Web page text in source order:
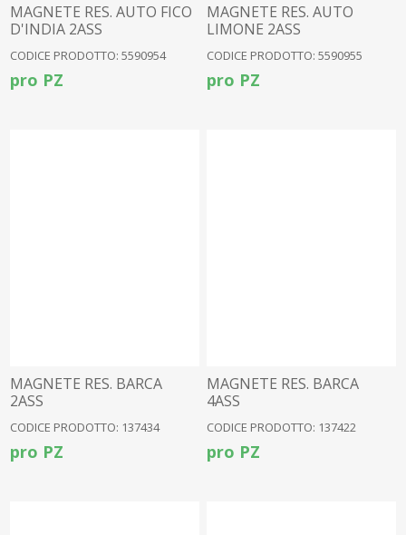
MAGNETE RES. AUTO FICO
D'INDIA 2ASS
CODICE PRODOTTO: 5590954
pro PZ
MAGNETE RES. AUTO
LIMONE 2ASS
CODICE PRODOTTO: 5590955
pro PZ
MAGNETE RES. BARCA
2ASS
CODICE PRODOTTO: 137434
pro PZ
MAGNETE RES. BARCA
4ASS
CODICE PRODOTTO: 137422
pro PZ